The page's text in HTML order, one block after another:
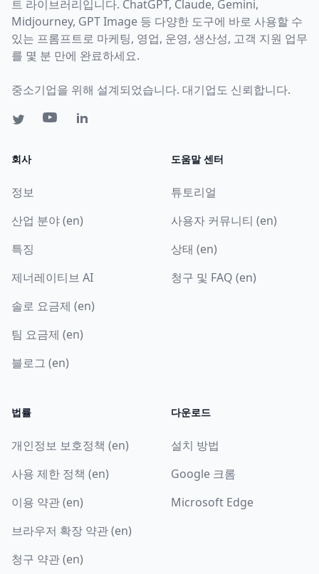
트 라이브러리입니다. ChatGPT, Claude, Gemini,
Midjourney, GPT Image 등 다양한 도구에 바로 사용할 수
있는 프롬프트로 마케팅, 영업, 운영, 생산성, 고객 지원 업무
를 몇 분 만에 완료하세요.
중소기업을 위해 설계되었습니다. 대기업도 신뢰합니다.
회사
정보
산업 분야 (en)
특징
제너레이티브 AI
솔로 요금제 (en)
팀 요금제 (en)
블로그 (en)
도움말 센터
튜토리얼
사용자 커뮤니티 (en)
상태 (en)
청구 및 FAQ (en)
법률
개인정보 보호정책 (en)
사용 제한 정책 (en)
이용 약관 (en)
브라우저 확장 약관 (en)
청구 약관 (en)
다운로드
설치 방법
Google 크롬
Microsoft Edge